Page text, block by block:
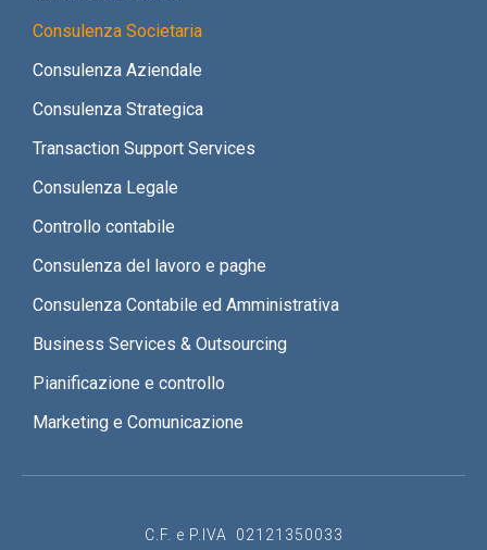
Consulenza Societaria
Consulenza Aziendale
Consulenza Strategica
Transaction Support Services
Consulenza Legale
Controllo contabile
Consulenza del lavoro e paghe
Consulenza Contabile ed Amministrativa
Business Services & Outsourcing
Pianificazione e controllo
Marketing e Comunicazione
C.F. e P.IVA 02121350033